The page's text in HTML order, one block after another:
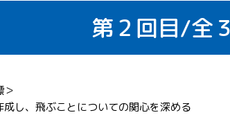
第２回目/全
＞
し、飛ぶことについての関心を深める